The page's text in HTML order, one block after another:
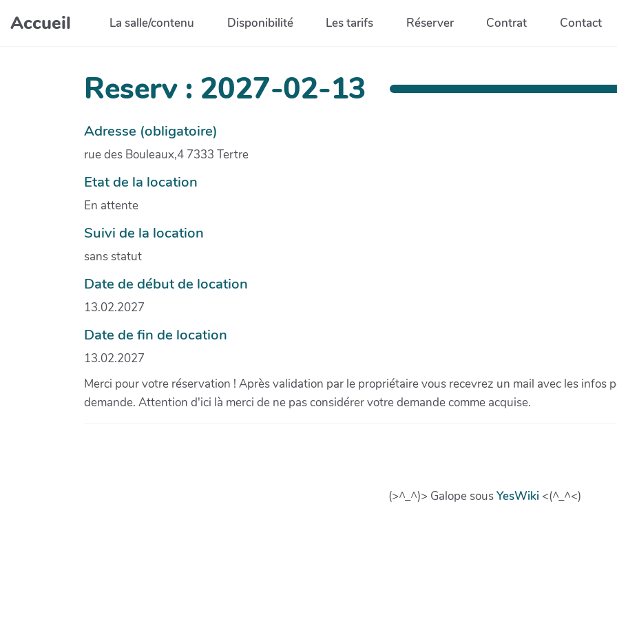
Aller au contenu principal
Accueil La salle/contenu Disponibilité Les tarifs Réserver Contrat Contact
Reserv : 2027-02-13
Adresse (obligatoire)
rue des Bouleaux,4 7333 Tertre
Etat de la location
En attente
Suivi de la location
sans statut
Date de début de location
13.02.2027
Date de fin de location
13.02.2027
Merci pour votre réservation ! Après validation par le propriétaire vous recevrez un mail avec les infos
demande. Attention d'ici là merci de ne pas considérer votre demande comme acquise.
(>^_^)> Galope sousYesWiki <(^_^<)